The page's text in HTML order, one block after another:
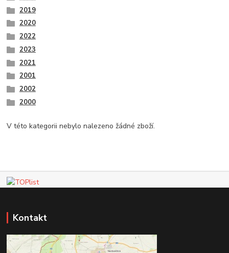
2019
2020
2022
2023
2021
2001
2002
2000
V této kategorii nebylo nalezeno žádné zboží.
Kontakt